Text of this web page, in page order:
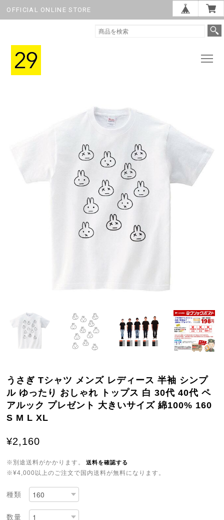
OFFICIAL ONLINE STORE
うさぎ Tシャツ メンズ レディース 半袖 シンプ
ル ゆったり おしゃれ トップス 白 30代 40代 ペ
アルック プレゼント 大きいサイズ 綿100% 160
S M L XL
¥2,160
※別途送料がかかります。 送料を確認する
※¥4,000以上のご注文で国内送料が無料になります。
種類
数量